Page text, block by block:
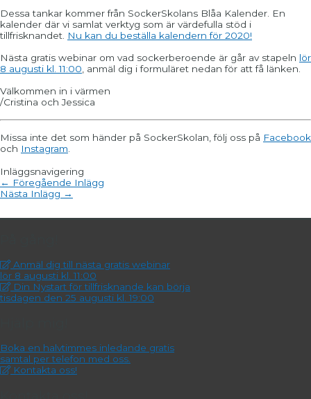
Dessa tankar kommer från SockerSkolans Blåa Kalender. En
kalender där vi samlat verktyg som är värdefulla stöd i
tillfrisknandet. Nu kan du beställa kalendern för 2020!
Nästa gratis webinar om vad sockerberoende är går av stapeln lör
8 augusti kl. 11:00 , anmäl dig i formuläret nedan för att få länken.
Välkommen in i värmen
/Cristina och Jessica
Missa inte det som händer på SockerSkolan, följ oss på Facebook
och Instagram.
Inläggsnavigering
← Föregående Inlägg
Nästa Inlägg →
Anmäl dig till nästa gratis webinar
lör 8 augusti kl. 11:00
Din Nystart för tillfrisknande kan börja
tisdagen den 25 augusti kl. 19:00
Boka en halvtimmes inledande gratis
samtal per telefon med oss.
Kontakta oss!